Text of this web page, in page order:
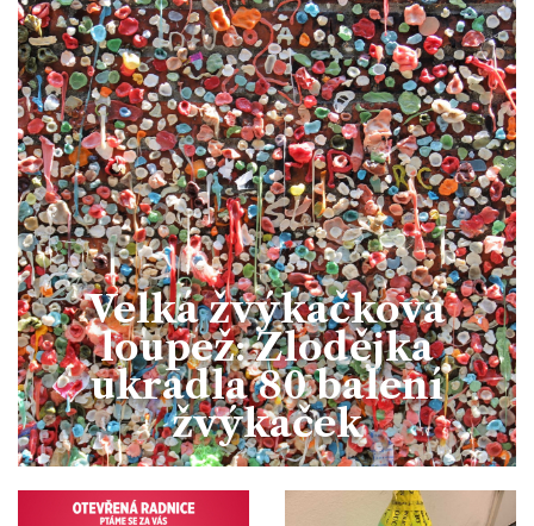
Velká žvýkačková
loupež: Zlodějka
ukradla 80 balení
žvýkaček